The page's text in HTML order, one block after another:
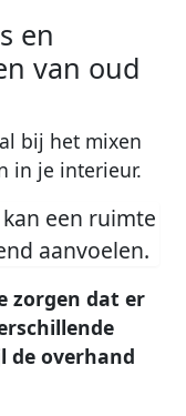
en
van oud
bij het mixen
in je interieur.
een ruimte
aanvoelen.
zorgen dat er
de overhand